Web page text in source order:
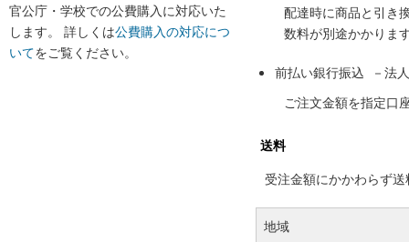
官公庁・学校での公費購入に対応いた
します。 詳しくは公費購入の対応につ
いてをご覧ください。
配達時に商品と引き
数料が別途かかりま
前払い銀行振込 －法
ご注文金額を指定口
送料
受注金額にかかわらず
地域